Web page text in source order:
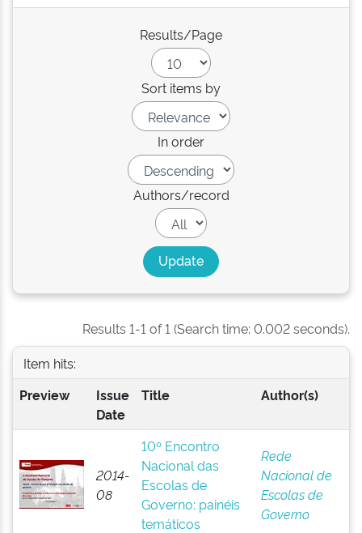
Results/Page
Sort items by
In order
Authors/record
Results 1-1 of 1 (Search time: 0.002 seconds).
Item hits:
Preview
Issue
Date
Title Author(s)
2014-
08
10º Encontro
Nacional das
Escolas de
Governo: painéis
temáticos
Rede
Nacional de
Escolas de
Governo